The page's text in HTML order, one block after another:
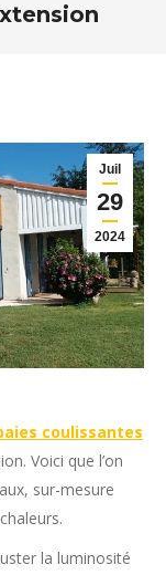
Juil
29
2024
coulissantes
Voici que l’on
sur-mesure
la luminosité